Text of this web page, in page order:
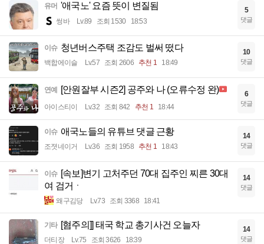
유머 '애국노' 요즘 뜻이 변질됨
썽바 Lv.89 조회 1530 18:53
5
댓글
이슈 청년버스주택 조감도 벌써 떴다
백합에이슬 Lv.57 조회 2606 추천 1 18:49
10
댓글
연예 [안원잘부 시즌2] 공주와 나 (오류수정 완)
아이스티이 Lv.32 조회 842 추천 1 18:44
6
댓글
이슈 애국노들의 유튜브 댓글 근황
조졋네이거 Lv.36 조회 1958 추천 1 18:43
14
댓글
이슈
[속보]변기 고처주던 70대 집주인 찌른 30대
여 검거ㆍ
왜구김당 Lv.73 조회 3368 18:41
14
댓글
기타 [혐주의]] 태국 학교 총기사건 오늘자
더티장 Lv.75 조회 3626 18:39
14
댓글